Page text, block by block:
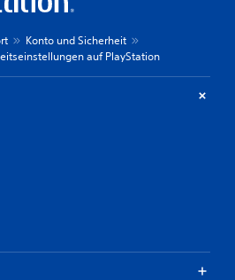
Konto und Sicherheit
auf PlayStation